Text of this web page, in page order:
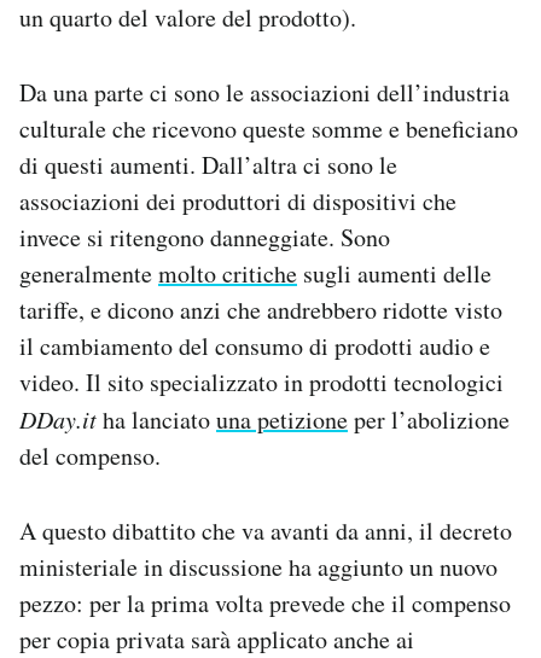
un quarto del valore del prodotto).
Da una parte ci sono le associazioni dell’industria
culturale che ricevono queste somme e beneficiano
di questi aumenti. Dall’altra ci sono le
associazioni dei produttori di dispositivi che
invece si ritengono danneggiate. Sono
generalmentemolto critiche sugli aumenti delle
tariffe, e dicono anzi che andrebbero ridotte visto
il cambiamento del consumo di prodotti audio e
video. Il sito specializzato in prodotti tecnologici
DDay.itha lanciatouna petizioneper l’abolizione
del compenso.
A questo dibattito che va avanti da anni, il decreto
ministeriale in discussione ha aggiunto un nuovo
pezzo: per la prima volta prevede che il compenso
per copia privata sarà applicato anche ai